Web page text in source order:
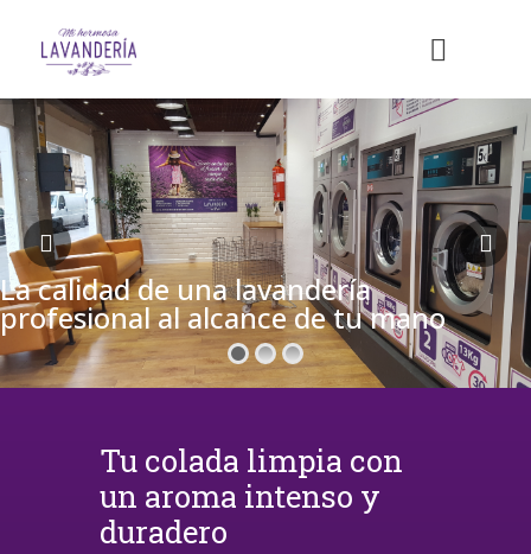
La calidad de una lavandería
profesional al alcance de tu mano
Tu colada limpia con
un aroma intenso y
duradero